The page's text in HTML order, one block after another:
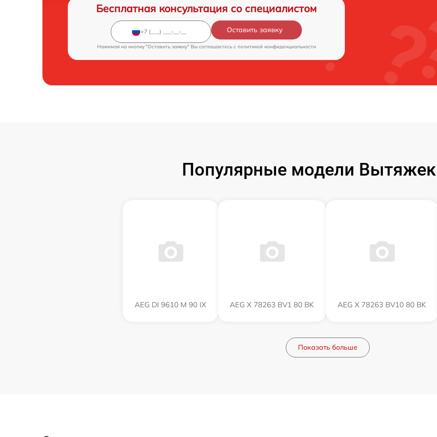
Бесплатная консультация со специалистом
Оставить заявку
Нажимая на кнопку "Оставить заявку" Вы соглашаетесь c политикой конфиденциальности
Популярные модели Вытяжек
AEG DI 9610 M 90 IX AEG X 78263 BV1 80 BK AEG X 78263 BV10 80 BK
Показать больше